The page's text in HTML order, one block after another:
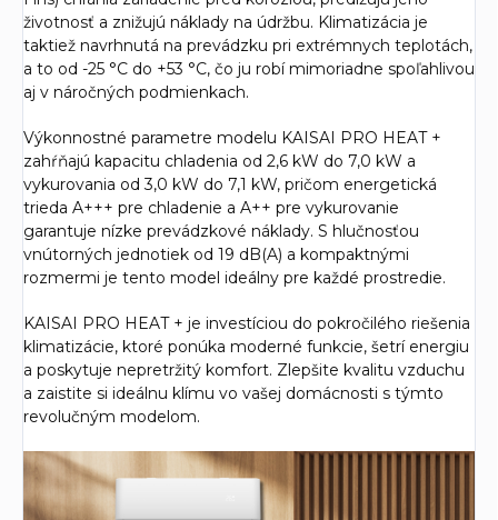
životnosť a znižujú náklady na údržbu. Klimatizácia je
taktiež navrhnutá na prevádzku pri extrémnych teplotách,
a to od -25 °C do +53 °C, čo ju robí mimoriadne spoľahlivou
aj v náročných podmienkach.
Výkonnostné parametre modelu KAISAI PRO HEAT +
zahŕňajú kapacitu chladenia od 2,6 kW do 7,0 kW a
vykurovania od 3,0 kW do 7,1 kW, pričom energetická
trieda A+++ pre chladenie a A++ pre vykurovanie
garantuje nízke prevádzkové náklady. S hlučnosťou
vnútorných jednotiek od 19 dB(A) a kompaktnými
rozmermi je tento model ideálny pre každé prostredie.
KAISAI PRO HEAT + je investíciou do pokročilého riešenia
klimatizácie, ktoré ponúka moderné funkcie, šetrí energiu
a poskytuje nepretržitý komfort. Zlepšite kvalitu vzduchu
a zaistite si ideálnu klímu vo vašej domácnosti s týmto
revolučným modelom.